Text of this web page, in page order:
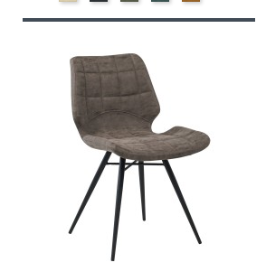
VELOURSVELOURSHUNTER-
VELOURS
VELOURS
-
VELOURS